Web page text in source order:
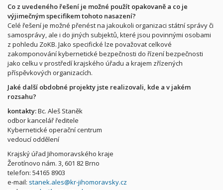
Co z uvedeného řešení je možné použít opakovaně a co je
výjimečným specifikem tohoto nasazení?
Celé řešení je možné přenést na jakoukoli organizaci státní správy či
samosprávy, ale i do jiných subjektů, které jsou povinnými osobami
z pohledu ZoKB. Jako specifické lze považovat celkové
zakomponování kybernetické bezpečnosti do řízení bezpečnosti
jako celku v prostředí krajského úřadu a krajem zřízených
příspěvkových organizacích.
Jaké další obdobné projekty jste realizovali, kde a v jakém
rozsahu?
kontakty:Bc. Aleš Staněk
odbor kancelář ředitele
Kybernetické operační centrum
vedoucí oddělení
Krajský úřad Jihomoravského kraje
Žerotínovo nám. 3, 601 82 Brno
telefon: 54165 8903
e-mail: stanek.ales@kr-jihomoravsky.cz